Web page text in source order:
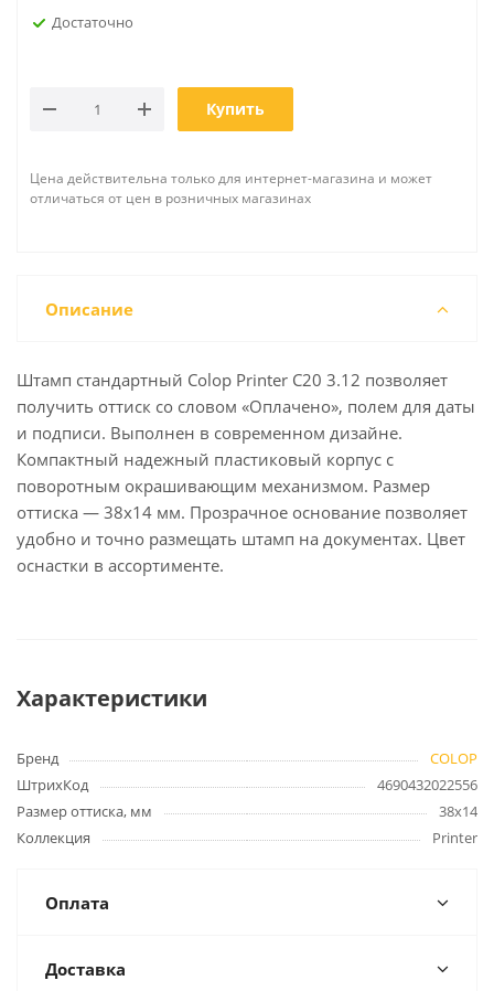
Достаточно
Купить
Цена действительна только для интернет-магазина и может
отличаться от цен в розничных магазинах
Описание
Штамп стандартный Colop Printer C20 3.12 позволяет
получить оттиск со словом «Оплачено», полем для даты
и подписи. Выполнен в современном дизайне.
Компактный надежный пластиковый корпус с
поворотным окрашивающим механизмом. Размер
оттиска — 38х14 мм. Прозрачное основание позволяет
удобно и точно размещать штамп на документах. Цвет
оснастки в ассортименте.
Характеристики
Бренд
COLOP
ШтрихКод
4690432022556
Размер оттиска, мм
38х14
Коллекция
Printer
Оплата
Доставка